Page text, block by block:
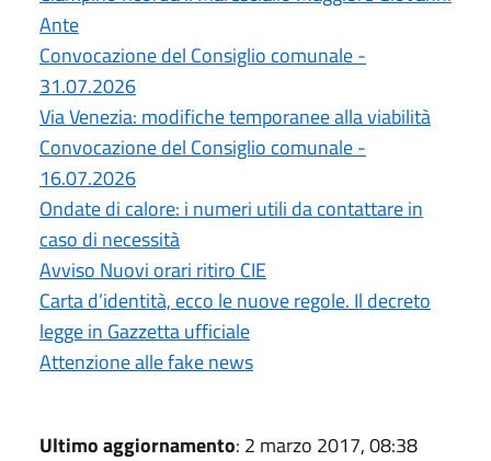
Ante
Convocazione del Consiglio comunale -
31.07.2026
Via Venezia: modifiche temporanee alla viabilità
Convocazione del Consiglio comunale -
16.07.2026
Ondate di calore: i numeri utili da contattare in
caso di necessità
Avviso Nuovi orari ritiro CIE
Carta d’identità, ecco le nuove regole. Il decreto
legge in Gazzetta ufficiale
Attenzione alle fake news
Ultimo aggiornamento: 2 marzo 2017, 08:38